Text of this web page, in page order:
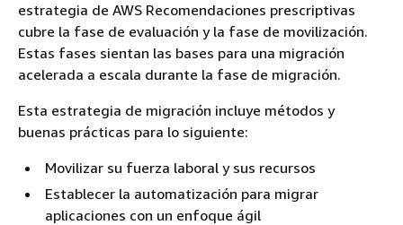
estrategia de AWS Recomendaciones prescriptivas
cubre la fase de evaluación y la fase de movilización.
Estas fases sientan las bases para una migración
acelerada a escala durante la fase de migración.
Esta estrategia de migración incluye métodos y
buenas prácticas para lo siguiente:
Movilizar su fuerza laboral y sus recursos
Establecer la automatización para migrar
aplicaciones con un enfoque ágil